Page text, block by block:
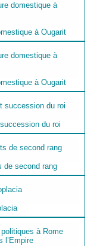
à Ougarit
à Ougarit
du roi
de second rang